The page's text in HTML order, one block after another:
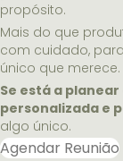
propósito.
Mais do que
com cuidado,
único que merece.
Se está a
personalizada e
algo único.
Agendar Reunião